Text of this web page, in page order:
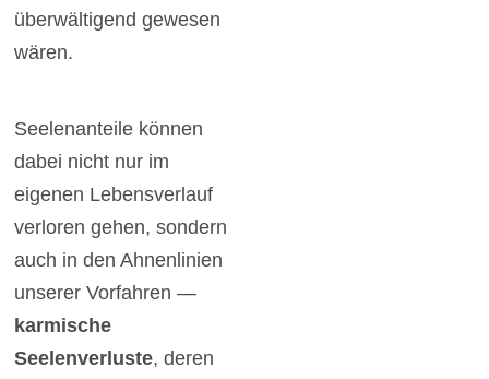
überwältigend gewesen
wären.
Seelenanteile können
dabei nicht nur im
eigenen Lebensverlauf
verloren gehen, sondern
auch in den Ahnenlinien
unserer Vorfahren —
karmische
Seelenverluste, deren